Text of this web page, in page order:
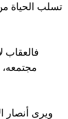
الحياة
فالعقاب
مجتمعه،
ويرى أنصار